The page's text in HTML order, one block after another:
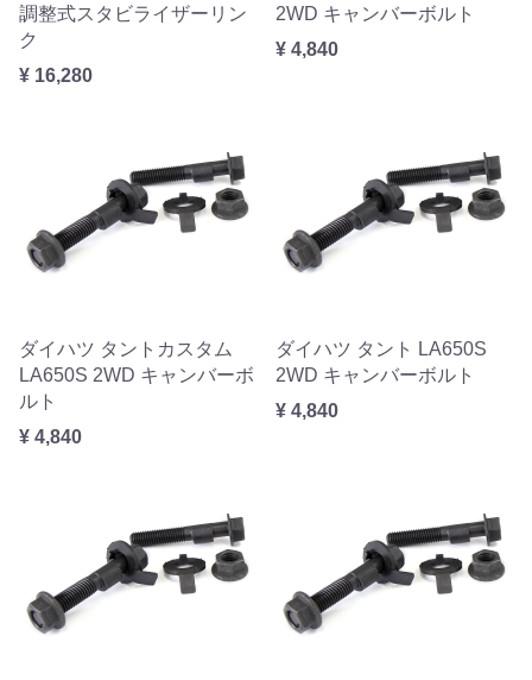
調整式スタビライザーリン
ク
¥ 16,280
2WD キャンバーボルト
¥ 4,840
ダイハツ タントカスタム
LA650S 2WD キャンバーボ
ルト
¥ 4,840
ダイハツ タント LA650S
2WD キャンバーボルト
¥ 4,840